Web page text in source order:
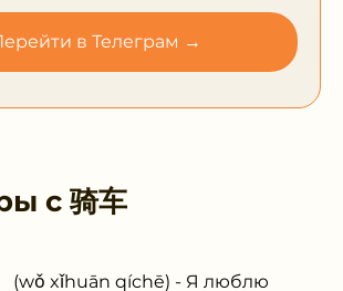
в Телеграм →
с骑车
(wǒ xǐhuān qíchē) - Я люблю